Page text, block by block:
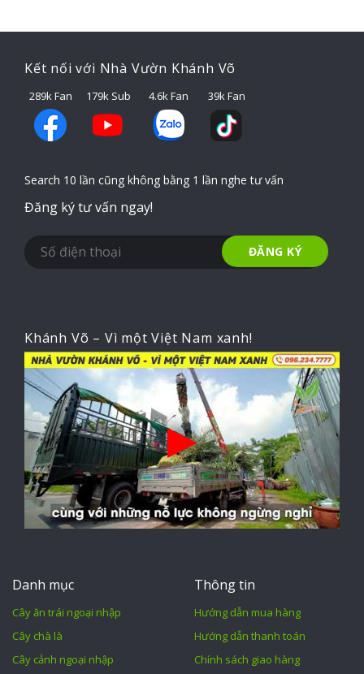
Kết nối với Nhà Vườn Khánh Võ
289k Fan 179k Sub 4.6k Fan 39k Fan
Search 10 lần cũng không bằng 1 lần nghe tư vấn
Đăng ký tư vấn ngay!
Khánh Võ – Vì một Việt Nam xanh!
Danh mục
Cây ăn trái ngoại nhập
Cây chà là
Cây cảnh ngoại nhập
Thông tin
Hướng dẫn mua hàng
Hướng dẫn thanh toán
Chính sách giao hàng